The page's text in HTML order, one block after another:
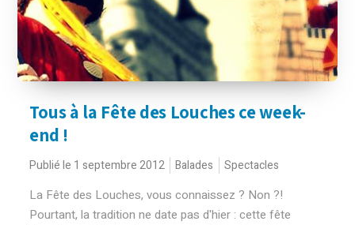
Tous à la Fête des Louches ce week-
end !
Publié le 1 septembre 2012 Balades Spectacles
La Fête des Louches, vous connaissez ? Non ?!
Pourtant, la tradition ne date pas d'hier : cette fête